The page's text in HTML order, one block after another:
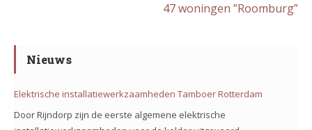
47 woningen ”Roomburg”
Nieuws
Elektrische installatiewerkzaamheden Tamboer Rotterdam
Door Rijndorp zijn de eerste algemene elektrische